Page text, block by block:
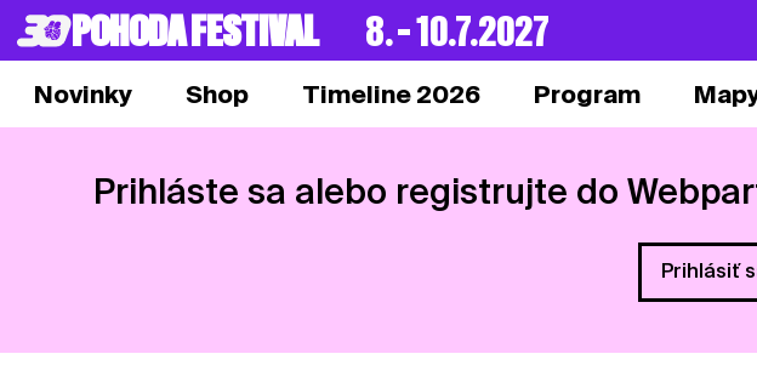
POHODA FESTIVAL 8. – 10.7.2027
Novinky Shop Timeline 2026 Program
Prihláste sa alebo registrujte do
Prihlásiť